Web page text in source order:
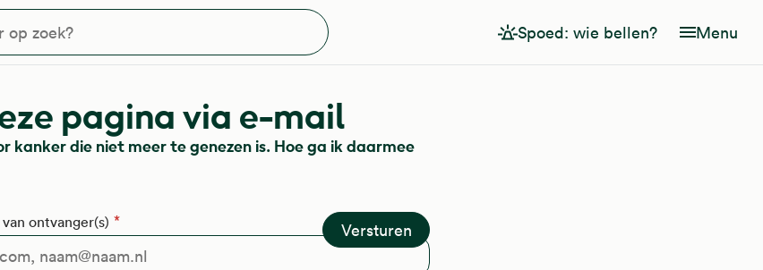
Spoed: wie bellen? Menu
pagina via e-mail
kanker die niet meer te genezen is. Hoe ga ik daarmee
ontvanger(s)